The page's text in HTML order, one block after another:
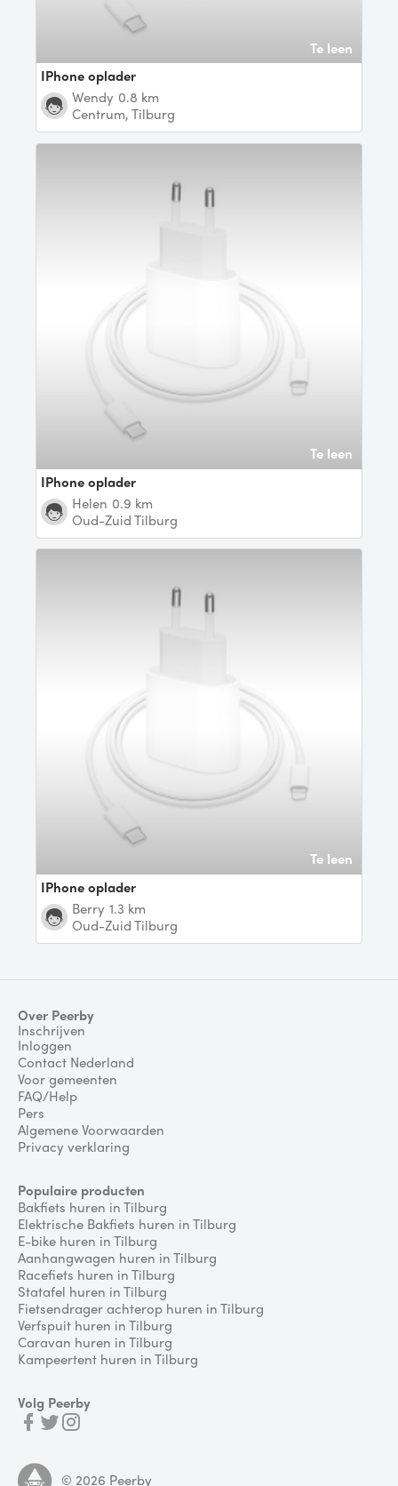
Te leen
iPhone oplader
Wendy 0.8 km
Centrum, Tilburg
Te leen
iPhone oplader
Helen 0.9 km
Oud-Zuid Tilburg
Te leen
iPhone oplader
Berry 1.3 km
Oud-Zuid Tilburg
Over Peerby
Inschrijven
Inloggen
Contact Nederland
Voor gemeenten
FAQ/Help
Pers
Algemene Voorwaarden
Privacy verklaring
Populaire producten
Bakfiets huren in Tilburg
Elektrische Bakfiets huren in Tilburg
E-bike huren in Tilburg
Aanhangwagen huren in Tilburg
Racefiets huren in Tilburg
Statafel huren in Tilburg
Fietsendrager achterop huren in Tilburg
Verfspuit huren in Tilburg
Caravan huren in Tilburg
Kampeertent huren in Tilburg
Volg Peerby
© 2026 Peerby